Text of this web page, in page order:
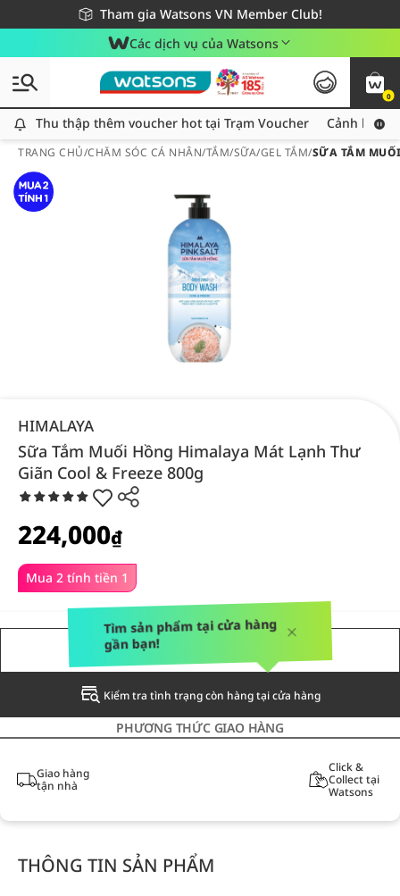
Tham gia Watsons VN Member Club!
Miễn phí giao hàng cho đơn hàng từ 249,000Đ
Giao hàng nhanh 24h - Áp dụng khu vực TP. Hồ Chí Minh
Các dịch vụ của Watsons
0
Thu thập thêm voucher hot tại Trạm Voucher
Thu thập thêm voucher hot tại Trạm Voucher Cảnh báo
TRANG CHỦ/CHĂM SÓC CÁ NHÂN/TẮM/SỮA/GEL TẮM/SỮA TẮM
HIMALAYA
Sữa Tắm Muối Hồng Himalaya Mát Lạnh Thư
Giãn Cool & Freeze 800g
Mua 2 tính tiền 1
224,000₫
THÔNG BÁO CHO TÔI
Kiểm tra tình trạng còn hàng tại cửa hàng
Tìm sản phẩm tại cửa hàng
gần bạn!
PHƯƠNG THỨC GIAO HÀNG
Giao hàng
tận nhà
Click &
Collect tại
Watsons
THÔNG TIN SẢN PHẨM